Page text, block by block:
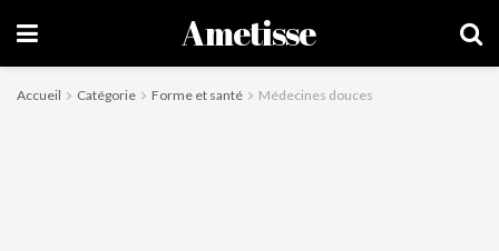
Ametisse
Accueil Catégorie Forme et santé Médecines douces